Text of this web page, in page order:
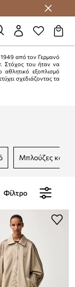
από τον Γερμανό
Στόχος του ήταν να
αθλητικό εξοπλισμό
σχεδιάζοντας τα
μπλούζες και
Φίλτρο